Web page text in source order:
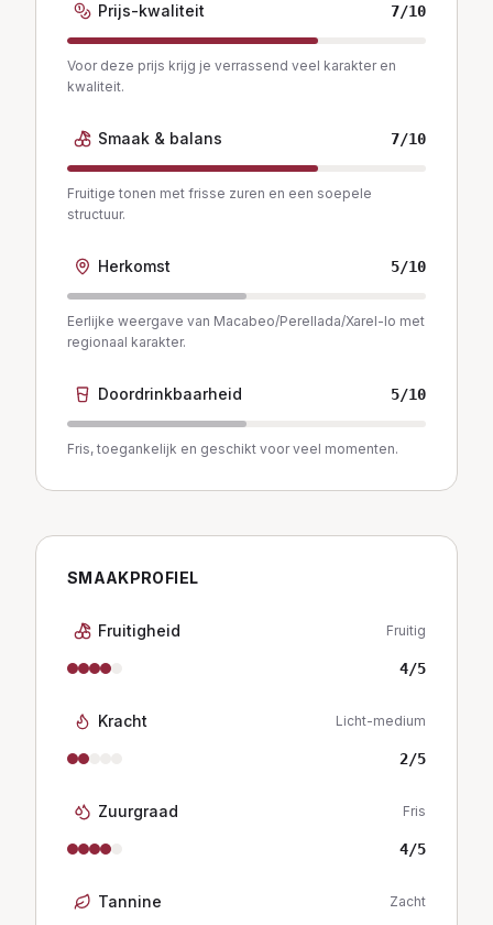
Prijs-kwaliteit 7/10
Voor deze prijs krijg je verrassend veel karakter en
kwaliteit.
Smaak & balans 7/10
Fruitige tonen met frisse zuren en een soepele
structuur.
Herkomst 5/10
Eerlijke weergave van Macabeo/Perellada/Xarel-lo met
regionaal karakter.
Doordrinkbaarheid 5/10
Fris, toegankelijk en geschikt voor veel momenten.
SMAAKPROFIEL
Fruitigheid Fruitig
4/5
Kracht Licht-medium
2/5
Zuurgraad Fris
4/5
Tannine Zacht